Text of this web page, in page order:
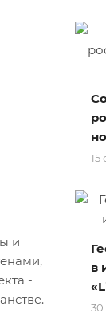
и
-
15
в
30